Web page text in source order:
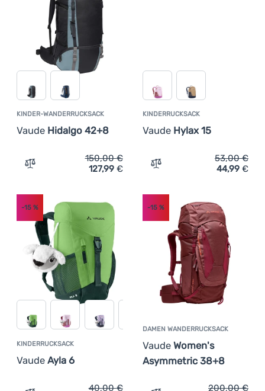
KINDER-WANDERRUCKSACK
Vaude Hidalgo 42+8
Zum Vergleich 'Kinder-Wanderrucksack Vaude Hidalgo
150,00€
127,99 €
KINDERRUCKSACK
Vaude Hylax 15
Zum Vergleich
53,00€
44,99 €
KINDERRUCKSACK
Vaude Ayla 6
-15 %
40,00€
DAMEN WANDERRUCKSACK
Vaude Women's
Asymmetric 38+8
-15%
200,00€